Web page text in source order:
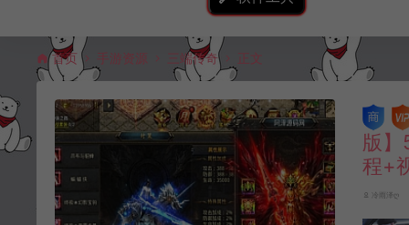
首页 手游资源 三端传奇 正文
版
程+
冷雨泽ღ